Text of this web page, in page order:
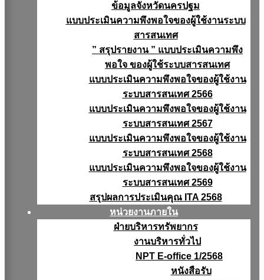
ข้อมูลจังหวัดนครปฐม
แบบประเมินความพึงพอใจของผู้ใช้งานระบบ
สารสนเทศ
” สรุปรายงาน ” แบบประเมินความพึง
พอใจ ของผู้ใช้ระบบสารสนเทศ
แบบประเมินความพึงพอใจของผู้ใช้งาน
ระบบสารสนเทศ 2566
แบบประเมินความพึงพอใจของผู้ใช้งาน
ระบบสารสนเทศ 2567
แบบประเมินความพึงพอใจของผู้ใช้งาน
ระบบสารสนเทศ 2568
แบบประเมินความพึงพอใจของผู้ใช้งาน
ระบบสารสนเทศ 2569
สรุปผลการประเมินคุณ ITA 2568
หน่วยงานภายใน
ฝ่ายบริหารทรัพยากร
งานบริหารทั่วไป
NPT E-office 1/2568
หนังสือรับ